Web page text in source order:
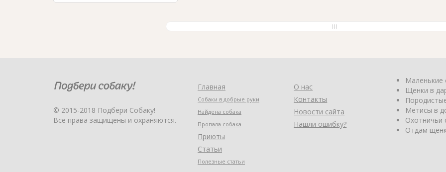
© 2015-2018 Подбери Собаку!
Все права защищены и охраняются.
Главная
Собаки в добрые руки
Найдена собака
Пропала собака
Приюты
Статьи
Полезные статьи
О нас
Контакты
Новости сайта
Нашли ошибку?
Маленькие
Щенки в
Метисы в
Охотничьи
Отдам